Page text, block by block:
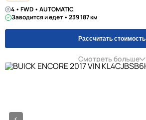
4 • FWD • AUTOMATIC
Заводится и едет • 239 187 км
Рассчитать стоимость
Смотреть больше